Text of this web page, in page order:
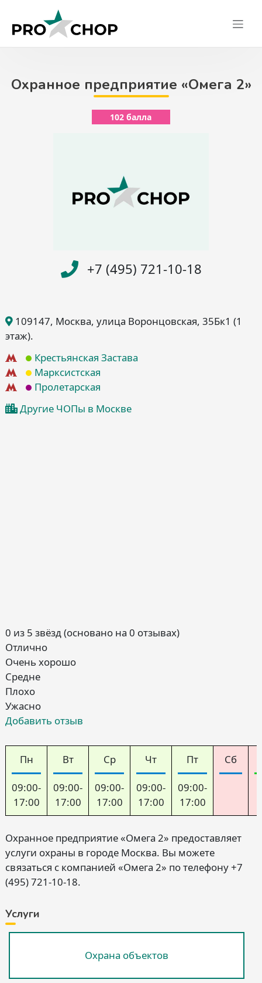
content
Охранное предприятие «Омега 2»
102 балла
+7 (495) 721-10-18
109147, Москва, улица Воронцовская, 35Бк1 (1
этаж).
Крестьянская Застава
Марксистская
Пролетарская
Другие ЧОПы в Москве
0 из 5 звёзд (основано на 0 отзывах)
Отлично
Очень хорошо
Средне
Плохо
Ужасно
Добавить отзыв
Пн
09:00-
17:00
Вт
09:00-
17:00
Ср
09:00-
17:00
Чт
09:00-
17:00
Пт
09:00-
17:00
Сб
Охранное предприятие «Омега 2» предоставляет
услуги охраны в городе Москва. Вы можете
связаться с компанией «Омега 2» по телефону +7
(495) 721-10-18.
Услуги
Охрана объектов